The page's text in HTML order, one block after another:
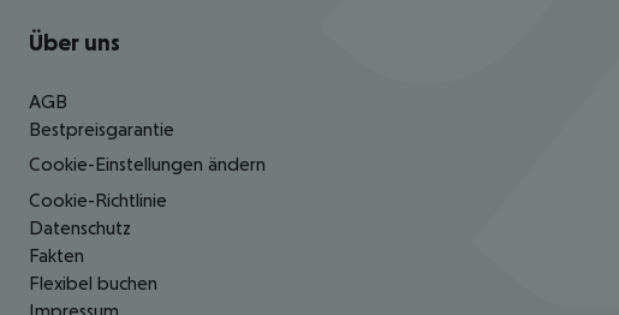
Footer navigation
Über uns
AGB
Bestpreisgarantie
Cookie-Einstellungen ändern
Cookie-Richtlinie
Datenschutz
Fakten
Flexibel buchen
Impressum